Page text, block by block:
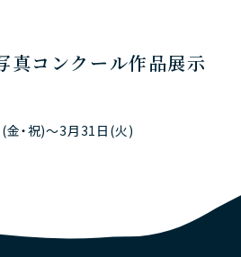
真コンクール作品展示
金・祝)～3月31日(火)